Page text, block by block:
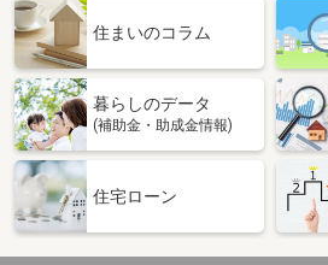
住まいのコラム
暮らしのデータ
(補助金・助成金情報)
住宅ローン